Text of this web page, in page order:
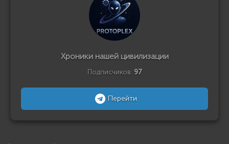
Хроники нашей цивилизации
Подписчиков: 97
Перейти